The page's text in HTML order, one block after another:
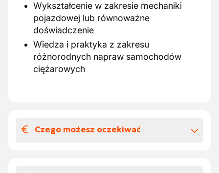
Wykształcenie w zakresie mechaniki
pojazdowej lub równoważne
doświadczenie
Wiedza i praktyka z zakresu
różnorodnych napraw samochodów
ciężarowych
Czego możesz oczekiwać